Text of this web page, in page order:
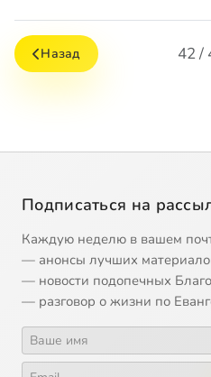
Назад 42 /
Подписаться на
Каждую неделю в вашем
— анонсы лучших
— новости подопечных
— разговор о жизни по